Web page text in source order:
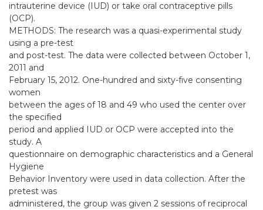
intrauterine device (IUD) or take oral contraceptive pills
(OCP).
METHODS: The research was a quasi-experimental study
using a pre-test
and post-test. The data were collected between October 1,
2011 and
February 15, 2012. One-hundred and sixty-five consenting
women
between the ages of 18 and 49 who used the center over
the specified
period and applied IUD or OCP were accepted into the
study. A
questionnaire on demographic characteristics and a General
Hygiene
Behavior Inventory were used in data collection. After the
pretest was
administered, the group was given 2 sessions of reciprocal